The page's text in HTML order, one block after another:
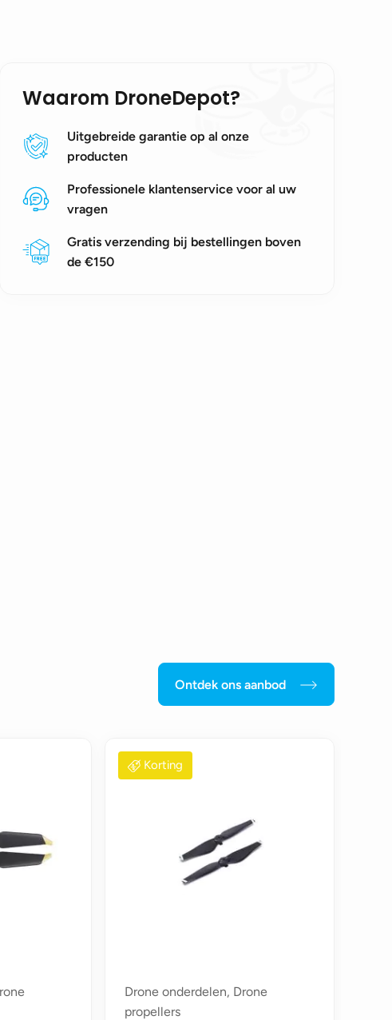
Waarom DroneDepot?
Uitgebreide garantie op al onze
producten
Professionele klantenservice voor al uw
vragen
Gratis verzending bij bestellingen boven
de €150
Ontdek ons aanbod
Korting
Drone onderdelen, Drone
propellers